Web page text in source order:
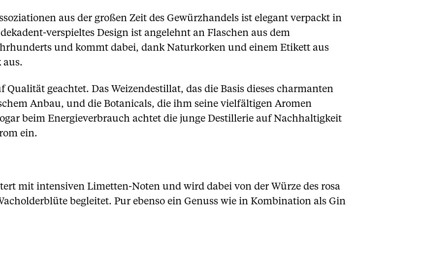
aus der großen Zeit des Gewürzhandels ist elegant verpackt in
verspieltes Design ist angelehnt an Flaschen aus dem
und kommt dabei, dank Naturkorken und einem Etikett aus
aus.
geachtet. Das Weizendestillat, das die Basis dieses charmanten
Anbau, und die Botanicals, die ihm seine vielfältigen Aromen
beim Energieverbrauch achtet die junge Destillerie auf Nachhaltigkeit
ein.
mit intensiven Limetten-Noten und wird dabei von der Würze des rosa
begleitet. Pur ebenso ein Genuss wie in Kombination als Gin